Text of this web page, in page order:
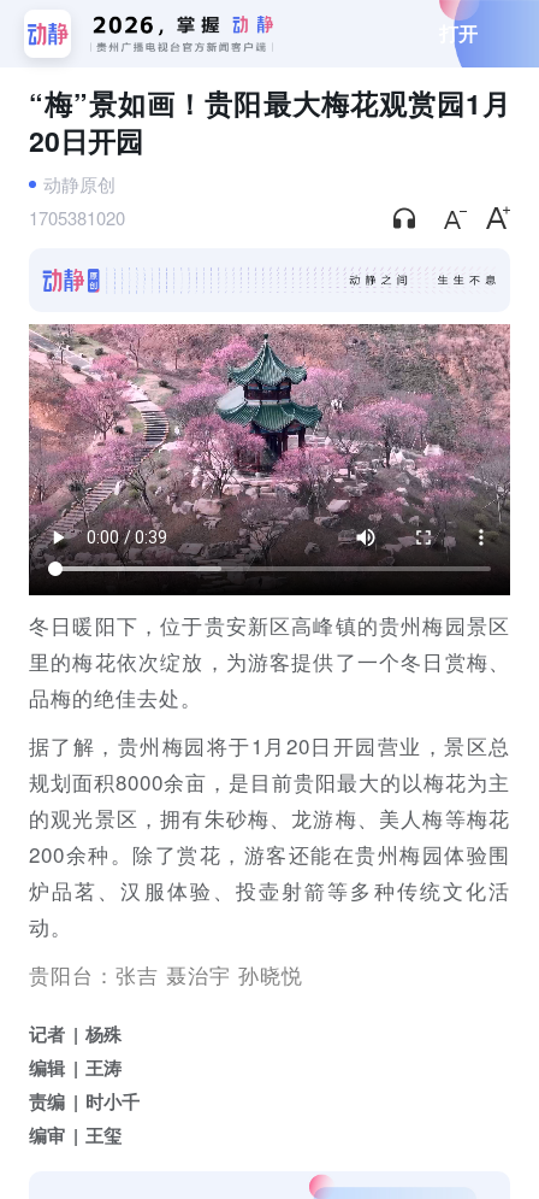
打开
“梅”景如画！贵阳最大梅花观赏园1月
20日开园
动静原创
1705381020
冬日暖阳下，位于贵安新区高峰镇的贵州梅园景区
里的梅花依次绽放，为游客提供了一个冬日赏梅、
品梅的绝佳去处。
据了解，贵州梅园将于1月20日开园营业，景区总
规划面积8000余亩，是目前贵阳最大的以梅花为主
的观光景区，拥有朱砂梅、龙游梅、美人梅等梅花
200余种。除了赏花，游客还能在贵州梅园体验围
炉品茗、汉服体验、投壶射箭等多种传统文化活
动。
贵阳台：张吉 聂治宇 孙晓悦
记者
杨殊
编辑
王涛
责编
时小千
编审
王玺